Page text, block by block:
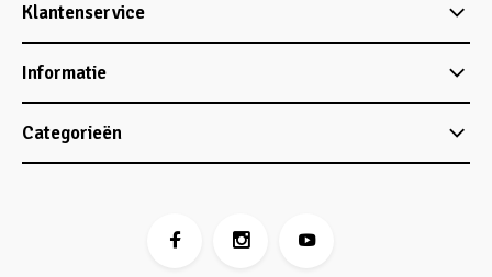
Klantenservice
Informatie
Categorieën